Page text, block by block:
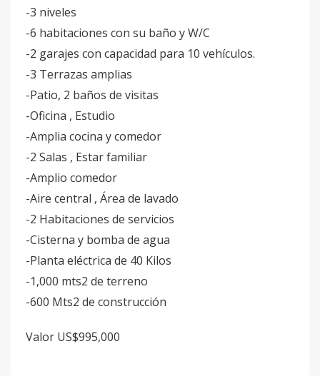
-3 niveles
-6 habitaciones con su baño y W/C
-2 garajes con capacidad para 10 vehículos.
-3 Terrazas amplias
-Patio, 2 baños de visitas
-Oficina , Estudio
-Amplia cocina y comedor
-2 Salas , Estar familiar
-Amplio comedor
-Aire central , Área de lavado
-2 Habitaciones de servicios
-Cisterna y bomba de agua
-Planta eléctrica de 40 Kilos
-1,000 mts2 de terreno
-600 Mts2 de construcción
Valor US$995,000